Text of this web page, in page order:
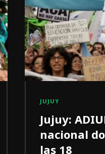
JUJUY
Jujuy:
nacional
las 18